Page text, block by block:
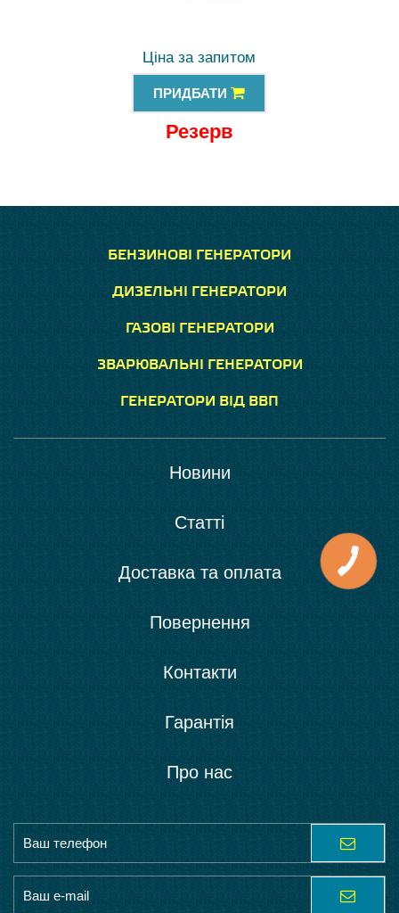
Ціна за запитом
ПРИДБАТИ
Резерв
БЕНЗИНОВІ ГЕНЕРАТОРИ
ДИЗЕЛЬНІ ГЕНЕРАТОРИ
ГАЗОВІ ГЕНЕРАТОРИ
ЗВАРЮВАЛЬНІ ГЕНЕРАТОРИ
ГЕНЕРАТОРИ ВІД ВВП
Новини
Статті
Доставка та оплата
Повернення
Контакти
Гарантія
Про нас